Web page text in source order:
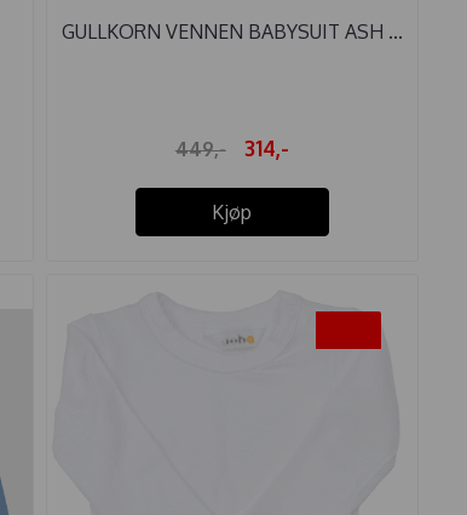
GULLKORN VENNEN BABYSUIT ASH ...
449,- 314,-
Kjøp